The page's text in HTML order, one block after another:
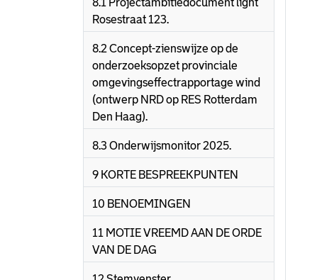
8.1 Projectambitiedocument light
Rosestraat 123.
8.2 Concept-zienswijze op de
onderzoeksopzet provinciale
omgevingseffectrapportage wind
(ontwerp NRD op RES Rotterdam
Den Haag).
8.3 Onderwijsmonitor 2025.
9 KORTE BESPREEKPUNTEN
10 BENOEMINGEN
11 MOTIE VREEMD AAN DE ORDE
VAN DE DAG